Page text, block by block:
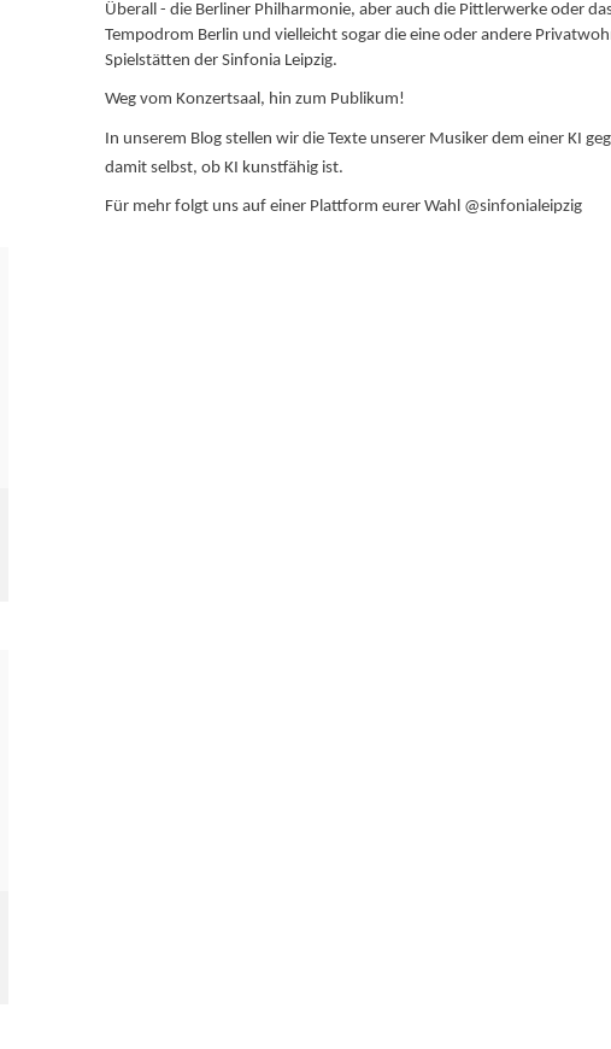
Überall - die Berliner Philharmonie, aber auch die Pittlerwerke oder
Tempodrom Berlin und vielleicht sogar die eine oder andere
Spielstätten der Sinfonia Leipzig.
Weg vom Konzertsaal, hin zum Publikum!
In unserem Blog stellen wir die Texte unserer Musiker dem einer KI
damit selbst, ob KI kunstfähig ist.
Für mehr folgt uns auf einer Plattform eurer Wahl @sinfonialeipzig